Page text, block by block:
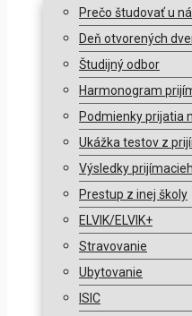
Prečo študovať u
Deň otvorených
Študijný odbor
Harmonogram
Podmienky prijatia
Ukážka testov z
Výsledky
Prestup z inej školy
ELVIK/ELVIK+
Stravovanie
Ubytovanie
ISIC